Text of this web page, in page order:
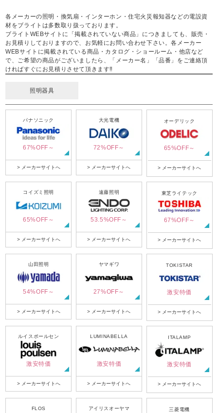
各メーカーの照明・換気扇・インターホン・住宅火災報知器などの電設資
材をブライトは多数取り扱っております。
ブライトWEBサイトに「掲載されていない商品」につきましても、販売・
お見積りしておりますので、お気軽にお問い合わせ下さい。各メーカー
WEBサイトに掲載されている商品・カタログ・ショールーム・他店など
で、ご希望の商品がございましたら、「メーカー名」「品番」をご連絡頂
ければすぐにお見積りさせて頂きます‼
照明器具
パナソニック
67%OFF～
> メーカーサイトへ
大光電機
72%OFF～
> メーカーサイトへ
オーデリック
65%OFF～
> メーカーサイトへ
コイズミ照明
65%OFF～
> メーカーサイトへ
遠藤照明
53.5%OFF～
> メーカーサイトへ
東芝ライテック
67%OFF～
> メーカーサイトへ
山田照明
54%OFF～
> メーカーサイトへ
ヤマギワ
27%OFF～
> メーカーサイトへ
TOKISTAR
激安特価
> メーカーサイトへ
ルイスポールセン
激安特価
> メーカーサイトへ
LUMINABELLA
激安特価
> メーカーサイトへ
ITALAMP
激安特価
> メーカーサイトへ
FLOS アイリスオーヤマ 三菱電機